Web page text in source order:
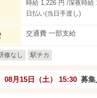
時給 1,226 円 /深夜時給
日払い(当日手渡し)
交通費 一部支給
修なし 駅チカ
08月15日（土） 15:30 募